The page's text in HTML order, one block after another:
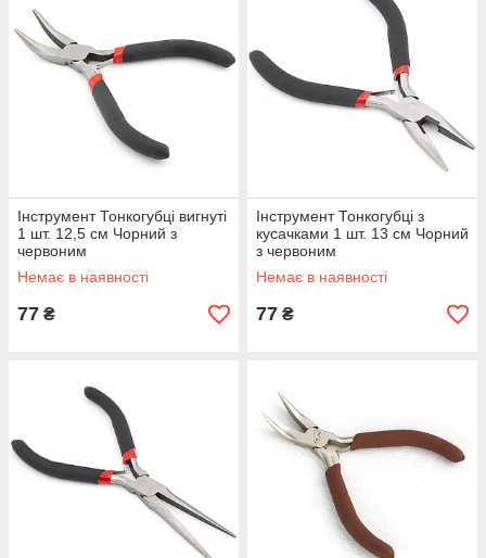
Інструмент Тонкогубці вигнуті
1 шт. 12,5 см Чорний з
червоним
Немає в наявності
77 ₴
Інструмент Тонкогубці з
кусачками 1 шт. 13 см Чорний
з червоним
Немає в наявності
77 ₴